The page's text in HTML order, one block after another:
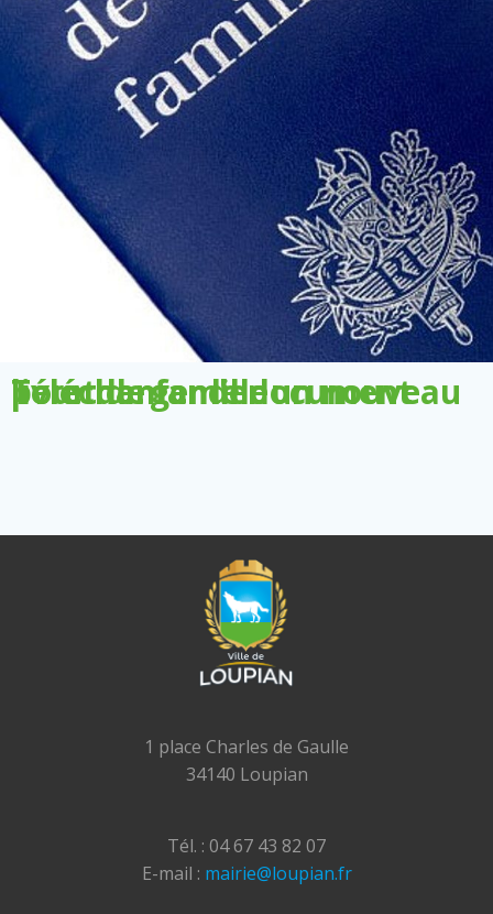
Télécharger le document pour demander un nouveau livret de famille
1 place Charles de Gaulle
34140 Loupian
Tél. : 04 67 43 82 07
E-mail : mairie@loupian.fr